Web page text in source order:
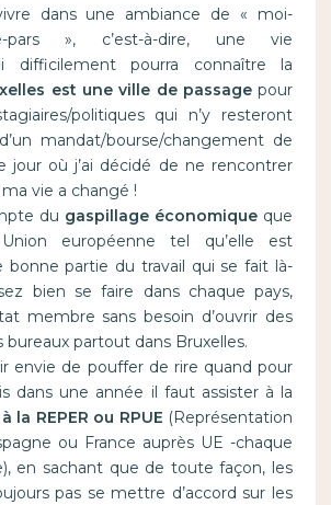
dans une ambiance de « moi-
je-pars », c’est-à-dire, une vie
difficilement pourra connaître la
est une ville de passagepour
politiques qui n’y resteront
mandat/bourse/changement de
jour où j’ai décidé de ne rencontrer
vie a changé !
du gaspillage économique que
européenne tel qu’elle est
bonne partie du travail qui se fait là-
bien se faire dans chaque pays,
membre sans besoin d’ouvrir des
partout dans Bruxelles.
envie de pouffer de rire quand pour
dans une année il faut assister à la
la REPER ou RPUE (Représentation
ou France auprès UE -chaque
en sachant que de toute façon, les
pas se mettre d’accord sur les